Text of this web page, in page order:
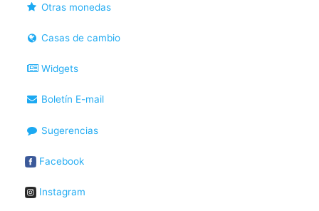
Otras monedas
Casas de cambio
Widgets
Boletín E-mail
Sugerencias
Facebook
Instagram